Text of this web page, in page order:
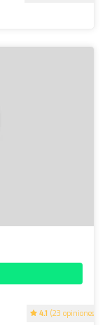
4.1 (23 opiniones)